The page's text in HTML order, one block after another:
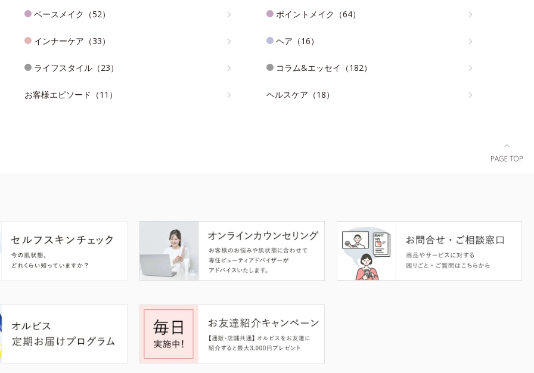
ベースメイク（52） ポイントメイク（64）
インナーケア（33） ヘア（16）
ライフスタイル（23） コラム&エッセイ（182）
お客様エピソード（11） ヘルスケア（18）